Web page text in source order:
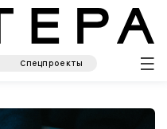
Спецпроекты